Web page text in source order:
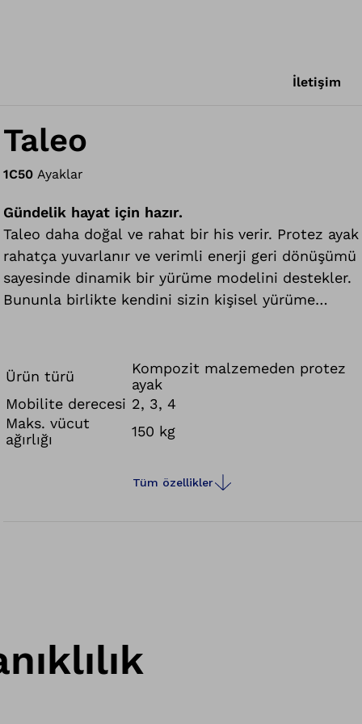
İletişim
Taleo
1C50 Ayaklar
Gündelik hayat için hazır.
Taleo daha doğal ve rahat bir his verir. Protez ayak
rahatça yuvarlanır ve verimli enerji geri dönüşümü
sayesinde dinamik bir yürüme modelini destekler.
Bununla birlikte kendini sizin kişisel yürüme
ve klorlu suya dayanıklıdır. Adaptör üzerindeki ek
su drenaj kontürleri ve ayak tabanındaki açıklıklar,
suyun protezinizin içerisinde toplanmasını ve sizi
aktiviteleriniz sırasında rahatsız etmesini önler.
Ürün türü
Kompozit malzemeden protez
ayak
Mobilite derecesi 2, 3, 4
Maks. vücut
ağırlığı
150 kg
Tüm özellikler